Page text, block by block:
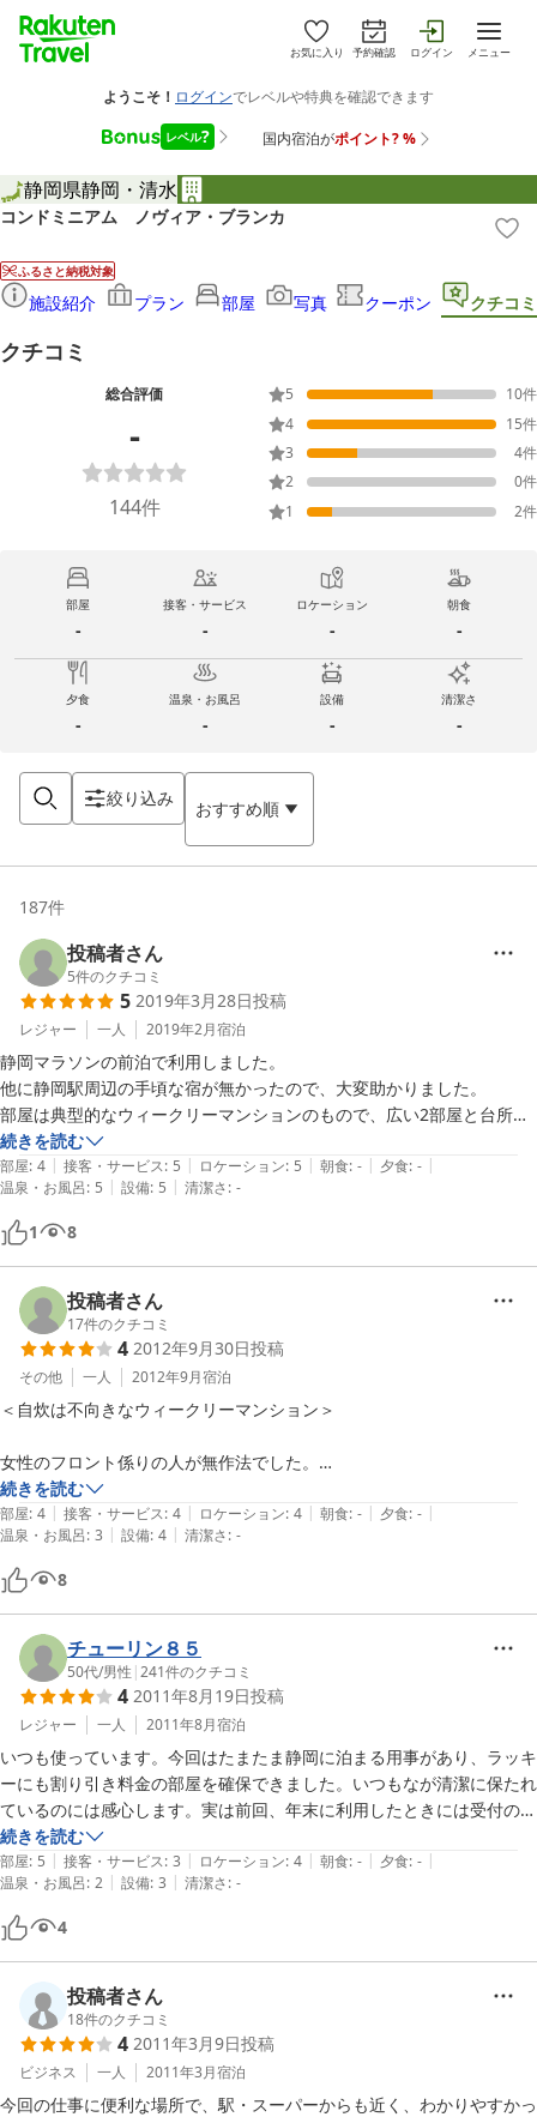
お気に入り 予約確認 ログイン メニュー
静岡県静岡・清水
コンドミニアム ノヴィア・ブランカ
ふるさと納税対象
施設紹介 プラン 部屋 写真 クーポン クチコミ
クチコミ
総合評価
-
144件
5 10件
4
15件
3
4件
2
0件
1
2件
部屋
-
接客・サービス
-
ロケーション
-
朝食
-
夕食
-
温泉・お風呂
-
設備
-
清潔さ
-
絞り込み おすすめ順
187件
投稿者さん
5件のクチコミ
5 2019年3月28日投稿
レジャー 一人 2019年2月宿泊
静岡マラソンの前泊で利用しました。
他に静岡駅周辺の手頃な宿が無かったので、大変助かりました。
部屋は典型的なウィークリーマンションのもので、広い2部屋と台所の
構成です。
ただし、部屋にドア等の仕切りが無く、台所から丸見えなので、親しい
間柄でないと2人利用は無理かと。
近所にスーパーが有るのも便利でした。
続きを読む
部屋: 4 | 接客・サービス: 5 | ロケーション: 5 | 朝食: - | 夕食: - |
温泉・お風呂: 5 | 設備: 5 | 清潔さ: -
1 8
投稿者さん
17件のクチコミ
4 2012年9月30日投稿
その他 一人 2012年9月宿泊
＜自炊は不向きなウィークリーマンション＞
女性のフロント係りの人が無作法でした。
反面、男性のフロント係りの人はとても親切で、いろいろと細かく対応
してくださり有難かったです。
廊下が少し排水のにおいがしましたが、部屋はこざっぱりしていて、求
めなければ必要十分な快適さでした。泊まった部屋には、電子レンジ、
単身向け冷蔵庫（２ドアで氷が準備してありました）、洗濯機とドライ
ヤーがついていたので、長期滞在には楽だと思います。
キッチンは、小さい電熱器一つで、あるのは、蓋が無い片手鍋一つとマ
グカップとフォークが２つ、ティースプーンは１つだけなので、キッチ
ンがあっても自炊は不向きです。包丁や食器はありません。お茶を飲む
ならティーパック等を持参したほうがよいです。
アメニティーは、バスタオル、ボディータオル、歯ブラシ、髭剃りで
す。シャンプーとボディーソープ、フェイスウォッシュ兼ハンドソープ
が浴室にありました。
お湯は、シャワーを浴びるくらいなら気になりませんでした。
貸自転車はありますが、予約しないと使えません。あればとても便利で
す。
周辺は住宅地なので夜は静かでした。
全体としては不便もなく過ごしやすいところだと思います。
すぐ近所にスーパーや静鉄音羽町駅もあり、７、８分歩けば１００均ス
ーパーやお惣菜屋、びっくりドンキーもありました。
続きを読む
部屋: 4 | 接客・サービス: 4 | ロケーション: 4 | 朝食: - | 夕食: - |
温泉・お風呂: 3 | 設備: 4 | 清潔さ: -
8
チューリン８５
50代/男性 |241件のクチコミ
4 2011年8月19日投稿
レジャー 一人 2011年8月宿泊
いつも使っています。今回はたまたま静岡に泊まる用事があり、ラッキ
ーにも割り引き料金の部屋を確保できました。いつもなが清潔に保たれ
ているのには感心します。実は前回、年末に利用したときには受付の応
対で不快な目に遭ったのですが、今回はチェックイン時間前にもかかわ
らず丁寧に応対していただき、気持ちよくチェックインして出かけるこ
とができました。今回気になったのは風呂。湯量に制限があるのは知っ
ていましたが、水を使っても同じ一回になるのには困りました。まぁ、
これは説明に加えていただければ問題ないことと思います。夏場以外で
は冷水を使うことなどありませんから。また利用します。
続きを読む
部屋: 5 | 接客・サービス: 3 | ロケーション: 4 | 朝食: - | 夕食: - |
温泉・お風呂: 2 | 設備: 3 | 清潔さ: -
4
投稿者さん
18件のクチコミ
4 2011年3月9日投稿
ビジネス 一人 2011年3月宿泊
今回の仕事に便利な場所で、駅・スーパーからも近く、わかりやすかっ